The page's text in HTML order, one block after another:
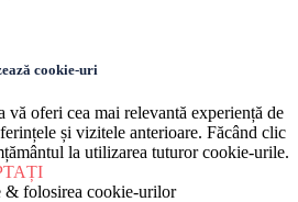
cookie-uri
oferi cea mai relevantă experiență de
și vizitele anterioare. Făcând clic
la utilizarea tuturor cookie-urile.
& folosirea cookie-urilor